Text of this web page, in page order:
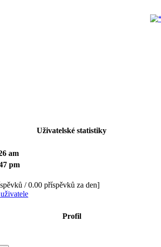
Uživatelské statistiky
am
pm
/ 0.00 příspěvků za den]
Profil